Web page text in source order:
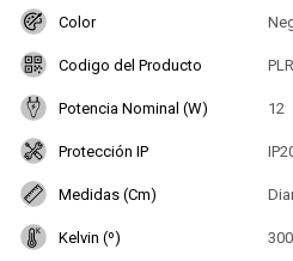
Color
Codigo del Producto
Potencia Nominal (W) 12
Protección IP
Medidas (Cm)
Kelvin (º)